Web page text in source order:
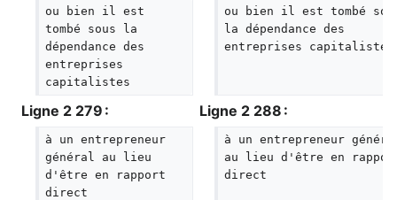
ou bien il est
tombé sous la
dépendance des
entreprises
capitalistes
ou bien il est tombé
la dépendance des
entreprises capitalistes
Ligne 2 279 : Ligne 2 288 :
à un entrepreneur
général au lieu
d'être en rapport
direct
à un entrepreneur
au lieu d'être en
direct